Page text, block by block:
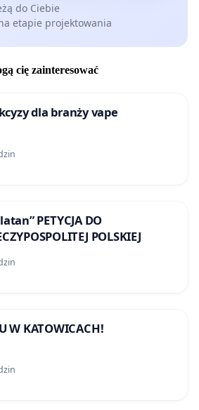
do Ciebie
etapie projektowania
cię zainteresować
dla branży vape
PETYCJA DO
POLSKIEJ
W KATOWICACH!